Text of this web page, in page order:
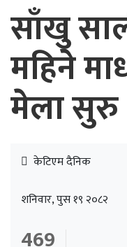
साँखु
महिने
मेला सुरु
केटिएम दैनिक
शनिवार, पुस १९ २०८२
469